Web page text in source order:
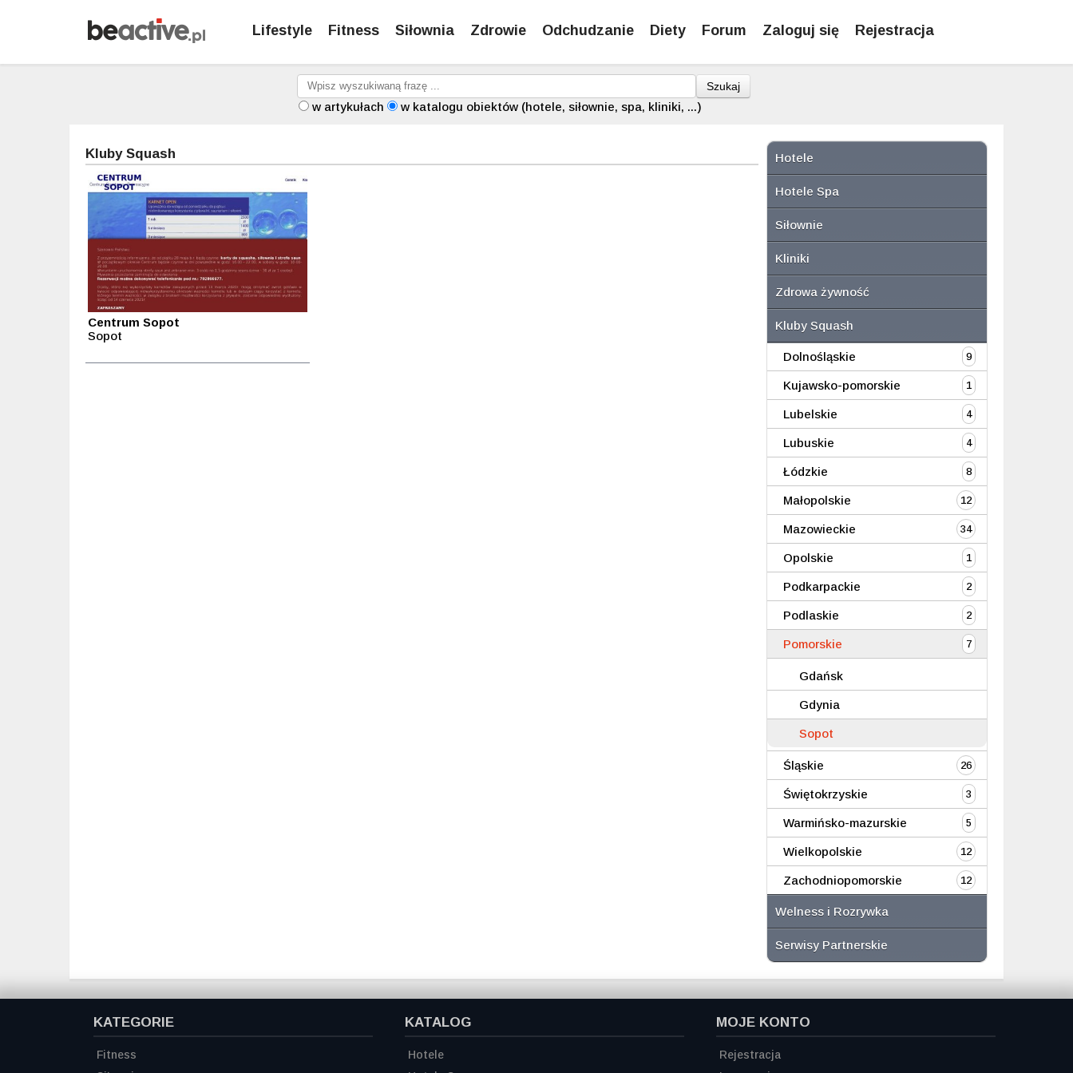
Lifestyle Fitness Siłownia Zdrowie Odchudzanie Diety Forum Zaloguj się Rejestracja
Szukaj
w artykułach w katalogu obiektów (hotele, siłownie, spa, kliniki, ...)
Kluby Squash
Centrum Sopot
Sopot
Hotele
Hotele Spa
Siłownie
Kliniki
Zdrowa żywność
Kluby Squash
Dolnośląskie 9
Kujawsko-pomorskie 1
Lubelskie 4
Lubuskie 4
Łódzkie 8
Małopolskie 12
Mazowieckie 34
Opolskie 1
Podkarpackie 2
Podlaskie 2
Pomorskie 7
Gdańsk
Gdynia
Sopot
Śląskie 26
Świętokrzyskie 3
Warmińsko-mazurskie 5
Wielkopolskie 12
Zachodniopomorskie 12
Welness i Rozrywka
Serwisy Partnerskie
KATEGORIE
Fitness
KATALOG
Hotele
MOJE KONTO
Rejestracja